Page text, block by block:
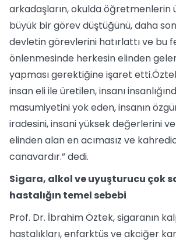
arkadaşların, okulda öğretmenlerin
büyük bir görev düştüğünü, daha
devletin görevlerini hatırlattı ve bu
önlenmesinde herkesin elinden
yapması gerektiğine işaret
insan eli ile üretilen, insanı
masumiyetini yok eden, insanın
iradesini, insani yüksek değerlerini
elinden alan en acımasız ve
canavardır.” dedi.
Sigara, alkol ve uyuşturucu çok
hastalığın temel sebebi
Prof. Dr. İbrahim Öztek, sigaranın
hastalıkları, enfarktüs ve akciğer